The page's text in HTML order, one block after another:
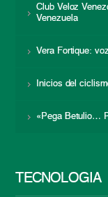
Club Veloz
Venezuela
Vera Fortique:
Inicios del
«Pega Betulio…
TECNOLOGÍA